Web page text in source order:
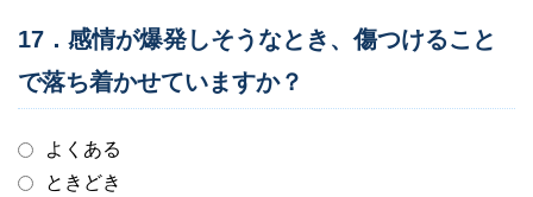
17．感情が爆発しそうなとき、傷つけること
で落ち着かせていますか？
よくある
ときどき